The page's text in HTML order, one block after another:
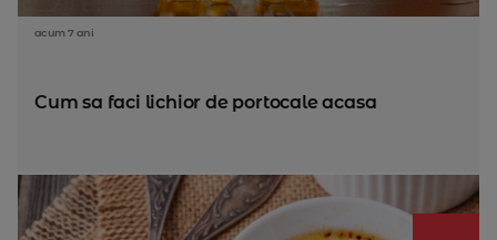
acum 7 ani
Cum sa faci lichior de portocale acasa